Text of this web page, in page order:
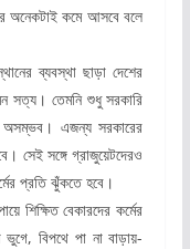
অনেকটাই কমে আসবে বলে
ব্যবস্থা ছাড়া দেশের
সত্য। তেমনি শুধু সরকারি
অসম্ভব। এজন্য সরকারের
সেই সঙ্গে গ্রাজুয়েটদেরও
প্রতি ঝুঁকতে হবে।
শিক্ষিত বেকারদের কর্মের
বিপথে পা না বাড়ায়-